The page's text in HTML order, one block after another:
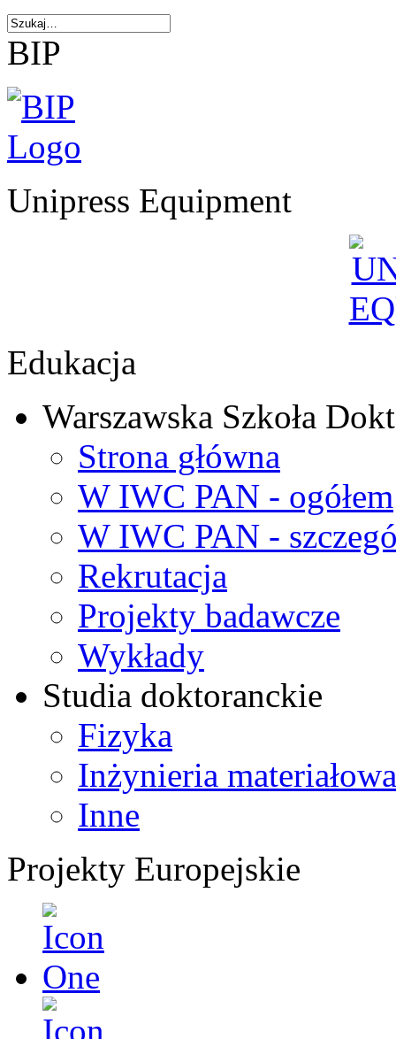
BIP
Unipress Equipment
Edukacja
Warszawska Szkoła
Strona główna
W IWC PAN - ogółem
W IWC PAN -
Rekrutacja
Projekty badawcze
Wykłady
Studia doktoranckie
Fizyka
Inżynieria materiałowa
Inne
Projekty Europejskie